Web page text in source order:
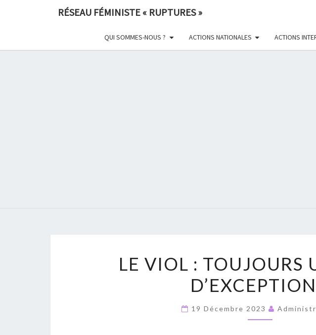
RÉSEAU FÉMINISTE « RUPTURES »
QUI SOMMES-NOUS ? ACTIONS NATIONALES ACTIONS
VIOL
:
TOUJOURS
UN
LE VIOL : TOUJOURS
19 Décembre 2023